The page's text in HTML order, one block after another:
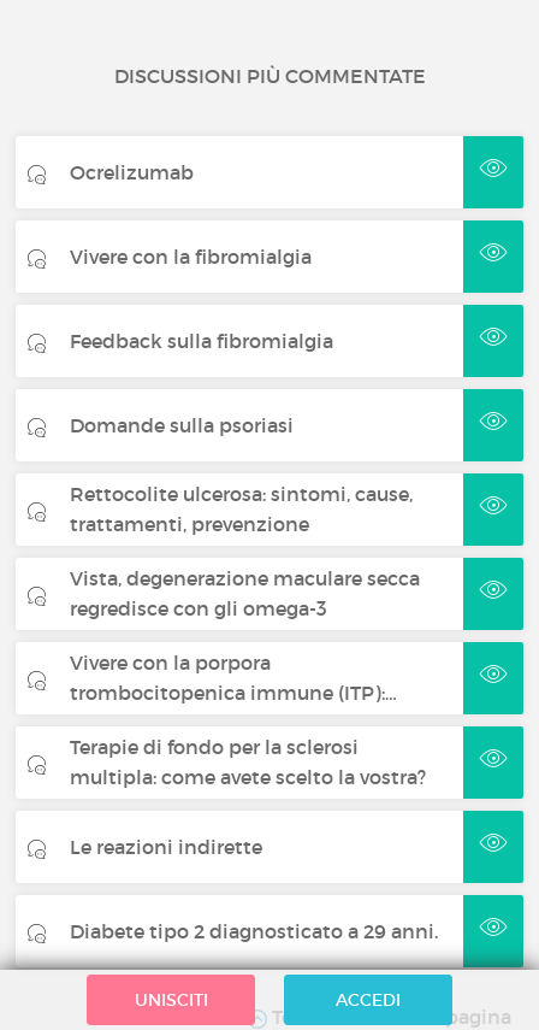
DISCUSSIONI PIÙ COMMENTATE
Ocrelizumab
Vivere con la fibromialgia
Feedback sulla fibromialgia
Domande sulla psoriasi
Rettocolite ulcerosa: sintomi, cause,
trattamenti, prevenzione
Vista, degenerazione maculare secca
regredisce con gli omega-3
Vivere con la porpora
trombocitopenica immune (ITP):…
Terapie di fondo per la sclerosi
multipla: come avete scelto la vostra?
Le reazioni indirette
Diabete tipo 2 diagnosticato a 29 anni.
Torna in cima alla pagina
UNISCITI ACCEDI